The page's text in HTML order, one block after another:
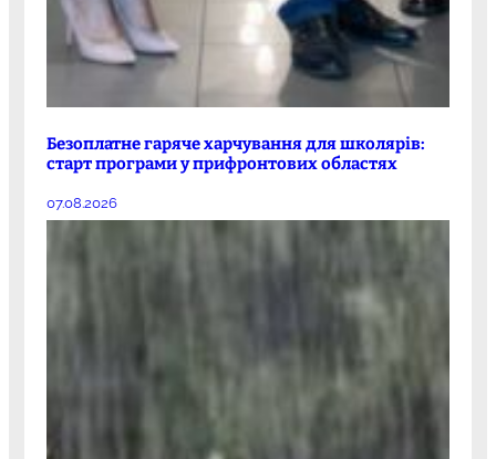
Безоплатне гаряче харчування для школярів:
старт програми у прифронтових областях
07.08.2026